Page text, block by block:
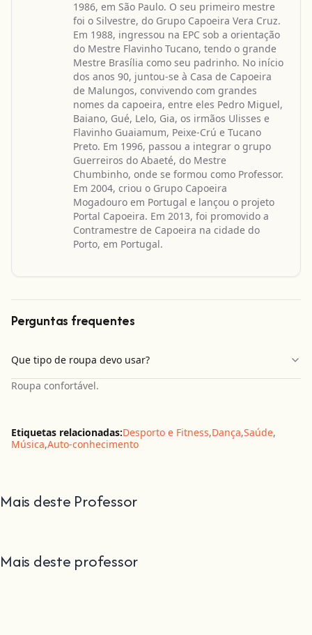
1986, em São Paulo. O seu primeiro mestre
foi o Silvestre, do Grupo Capoeira Vera Cruz.
Em 1988, ingressou na EPC sob a orientação
do Mestre Flavinho Tucano, tendo o grande
Mestre Brasília como seu padrinho. No início
dos anos 90, juntou-se à Casa de Capoeira
de Malungos, convivendo com grandes
nomes da capoeira, entre eles Pedro Miguel,
Baiano, Gué, Lelo, Gia, os irmãos Ulisses e
Flavinho Guaiamum, Peixe-Crú e Tucano
Preto. Em 1996, passou a integrar o grupo
Guerreiros do Abaeté, do Mestre
Chumbinho, onde se formou como Professor.
Em 2004, criou o Grupo Capoeira
Mogadouro em Portugal e lançou o projeto
Portal Capoeira. Em 2013, foi promovido a
Contramestre de Capoeira na cidade do
Porto, em Portugal.
Perguntas frequentes
Que tipo de roupa devo usar?
Roupa confortável.
Etiquetas relacionadas:Desporto e Fitness,Dança,Saúde,
Música,Auto-conhecimento
Mais deste Professor
Mais deste professor